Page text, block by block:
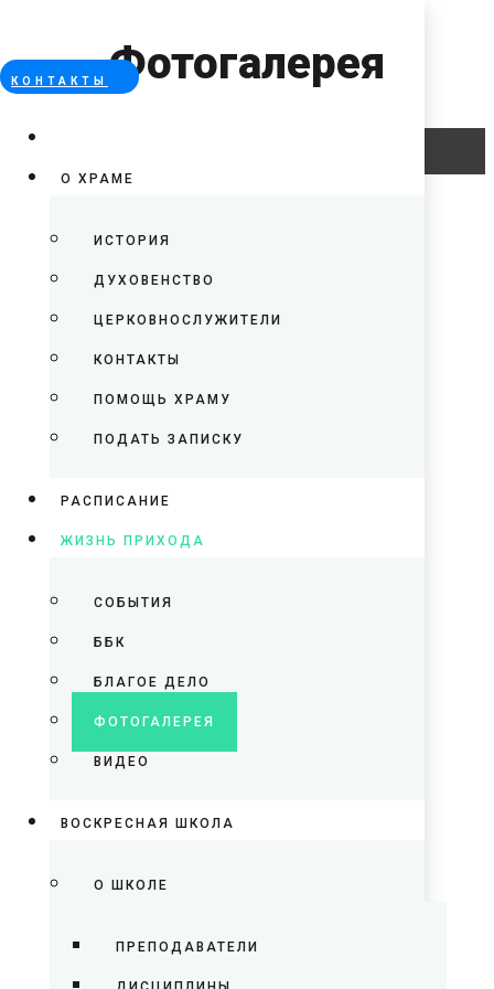
КОНТАКТЫ
О ХРАМЕ
ИСТОРИЯ
ДУХОВЕНСТВО
ЦЕРКОВНОСЛУЖИТЕЛИ
КОНТАКТЫ
ПОМОЩЬ ХРАМУ
ПОДАТЬ ЗАПИСКУ
РАСПИСАНИЕ
ЖИЗНЬ ПРИХОДА
СОБЫТИЯ
ББК
БЛАГОЕ ДЕЛО
ФОТОГАЛЕРЕЯ
ВИДЕО
ВОСКРЕСНАЯ ШКОЛА
О ШКОЛЕ
ПРЕПОДАВАТЕЛИ
Фотогалерея